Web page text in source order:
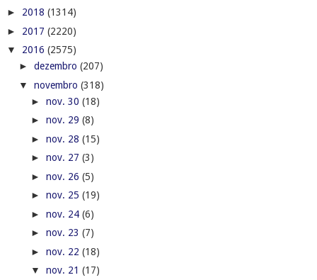
► 2018 (1314)
► 2017 (2220)
▼ 2016 (2575)
► dezembro (207)
▼ novembro (318)
► nov. 30 (18)
► nov. 29 (8)
► nov. 28 (15)
► nov. 27 (3)
► nov. 26 (5)
► nov. 25 (19)
► nov. 24 (6)
► nov. 23 (7)
► nov. 22 (18)
▼ nov. 21 (17)